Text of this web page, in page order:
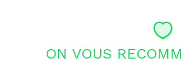
ON VOUS